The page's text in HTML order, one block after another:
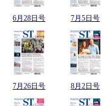
6月28日号 7月5日号
7月26日号 8月2日号